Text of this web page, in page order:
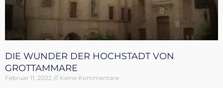
DIE WUNDER DER HOCHSTADT VON
GROTTAMMARE
Februar 11, 2022 Keine Kommentare